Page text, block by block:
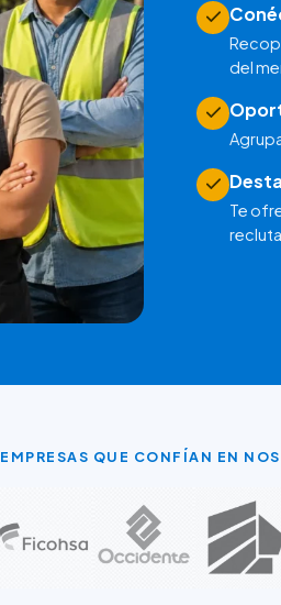
del
Te
EMPRESAS QUE CONFÍAN EN